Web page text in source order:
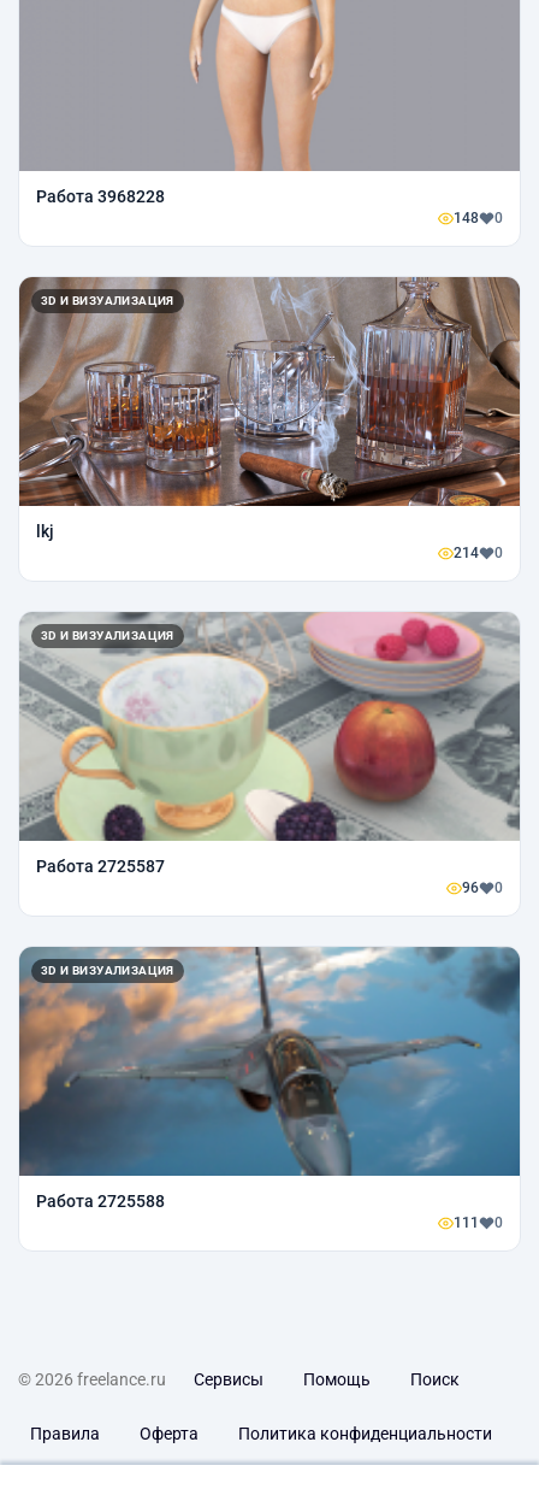
Работа 3968228
148 0
3D И ВИЗУАЛИЗАЦИЯ
lkj
214 0
3D И ВИЗУАЛИЗАЦИЯ
Работа 2725587
96 0
3D И ВИЗУАЛИЗАЦИЯ
Работа 2725588
111 0
© 2026 freelance.ru Сервисы Помощь Поиск
Правила Оферта Политика конфиденциальности